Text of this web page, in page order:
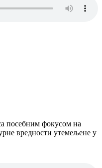
посебним фокусом на
вредности утемељене у